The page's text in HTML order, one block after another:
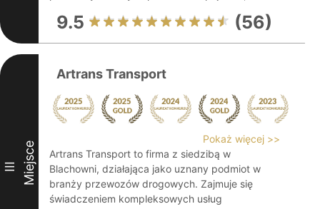
9.5 (56)
III Miejsce
Artrans Transport
Pokaż więcej >>
Artrans Transport to firma z siedzibą w
Blachowni, działająca jako uznany podmiot w
branży przewozów drogowych. Zajmuje się
świadczeniem kompleksowych usług